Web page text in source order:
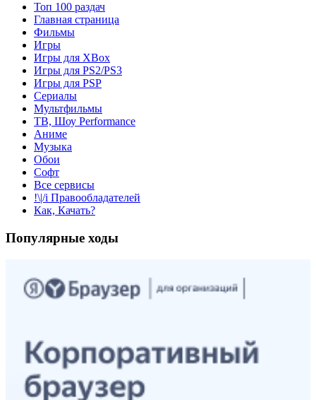
Топ 100 раздач
Главная страница
Фильмы
Игры
Игры для XBox
Игры для PS2/PS3
Игры для PSP
Сериалы
Мультфильмы
ТВ, Шоу Performance
Аниме
Музыка
Обои
Софт
Все сервисы
!\|/i Правообладателей
Как, Качать?
Популярные ходы